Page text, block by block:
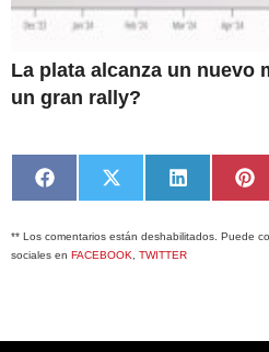
La plata alcanza un nuevo
un gran rally?
Compartir
en
Facebook
Compartir
en
X
(Twitter)
Compartir
en
LinkedIn
en
** Los comentarios están deshabilitados. Puede
sociales en FACEBOOK TWITTER